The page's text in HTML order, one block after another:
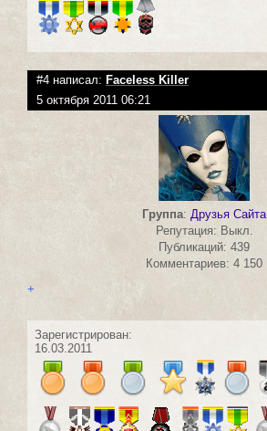
#4 написал: Faceless Killer
5 октября 2011 06:21
Группа: Друзья Сайта
Репутация: Выкл.
Публикаций: 439
Комментариев: 4 150
+
Зарегистрирован:
16.03.2011